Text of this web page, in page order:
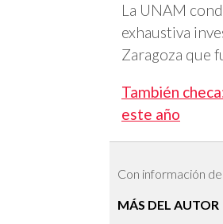
La UNAM
exhaustiva
Zaragoza que
También
este año
Con información
MÁS DEL AUTOR